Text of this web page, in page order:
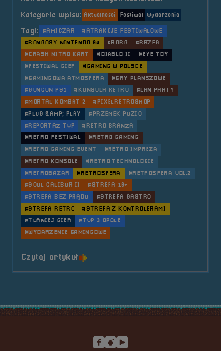
Kategorie wpisu: Aktualności Festiwal Wydarzenia
Tagi: #AMICZAR
#ATRAKCJE FESTIWALOWE
#BONGOSY NINTENDO 64
#BORG
#BRZEG
#CRASH NITRO KART
#DIABLO II
#EYE TOY
#FESTIWAL GIER
#GAMING W POLSCE
#GAMINGOWA ATMOSFERA
#GRY PLANSZOWE
#GUNCON PS1
#KONSOLA RETRO
#LAN PARTY
#MORTAL KOMBAT 2
#PIXELRETROSHOP
#PLUG &AMP; PLAY
#PRZEMEK PUZIO
#REPORTAŻ TVP
#RETRO BRANŻA
#RETRO FESTIWAL
#RETRO GAMING
#RETRO GAMING EVENT
#RETRO IMPREZA
#RETRO KONSOLE
#RETRO TECHNOLOGIE
#RETROBAZAR
#RETROSFERA
#RETROSFERA VOL.2
#SOUL CALIBUR II
#STREFA 18+
#STREFA BEZ PRĄDU
#STREFA GASTRO
#STREFA RETRO
#STREFA Z KONTROLERAMI
#TURNIEJ GIER
#TVP 3 OPOLE
#WYDARZENIE GAMINGOWE
Czytaj artykuło tytule 2018.09.21, 22 i 23